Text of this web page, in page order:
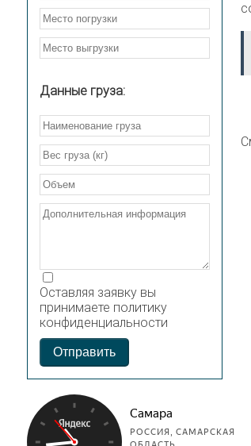
Данные груза:
Оставляя заявку вы
принимаете политику
конфиденциальности